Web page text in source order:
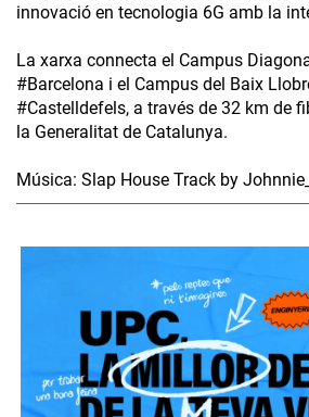
innovació en tecnologia 6G amb la
La xarxa connecta el Campus
#Barcelona i el Campus del Baix
#Castelldefels, a través de 32 km de
la Generalitat de Catalunya.
Música: Slap House Track by